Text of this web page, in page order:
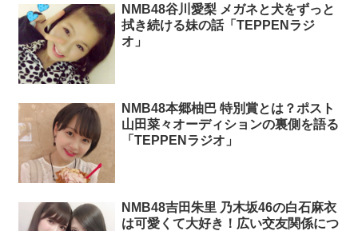
NMB48谷川愛梨 メガネと犬をずっと
拭き続ける妹の話「TEPPENラジ
オ」
NMB48本郷柚巴 特別賞とは？ポスト
山田菜々オーディションの裏側を語る
「TEPPENラジオ」
NMB48吉田朱里 乃木坂46の白石麻衣
は可愛くて大好き！広い交友関係につ